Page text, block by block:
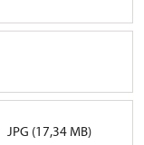
JPG (17,34 MB)